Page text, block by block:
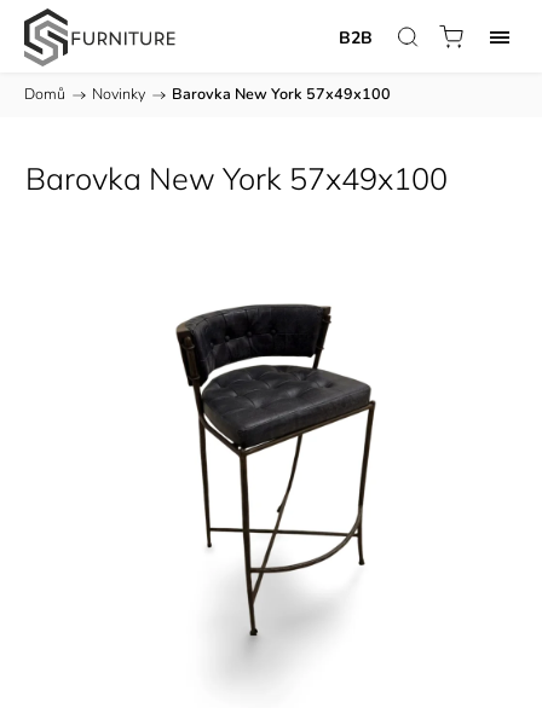
B2B
Domů / Novinky / Barovka New York 57x49x100
Barovka New York 57x49x100